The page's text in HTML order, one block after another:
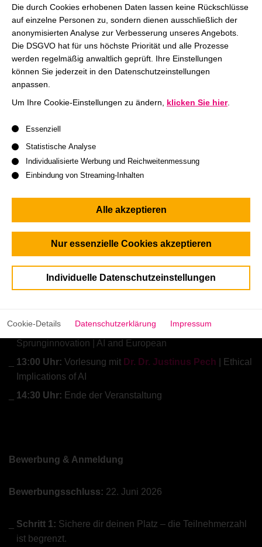
KI hautnah erleben:Entdecken – Live-Beispiele von KI-
gestützten Workflows und autonomen Agenten-
Systemen.
Ethischen Wandel gestalten: Sich mit der sich rasant
verändernden ethischen Landschaft durch KI und der
Verantwortung von Führungskräften auseinandersetzen.
Freiheit & Würde schützen:Die entscheidende
Freiheit beim Einsatz automatisierter Technologien
diskutieren.
Agenda HHL AI Workshop
Registrierung und Begrüßungskaffee
From Large Language Models to Agents
Innovation in Healthcare – Use Cases, Strategies &
Future Trends
12:45 Uhr:
Vortrag mit SPRIND – Bundesagentur für
Sprunginnovation | AI and European
13:00 Uhr: Vorlesung mit Dr. Dr. Justinus Pech | Ethical
Implications of AI
14:30 Uhr: Ende der Veranstaltung
Bewerbung & Anmeldung
Bewerbungsschluss: 22. Juni 2026
Schritt 1: Sichere dir deinen Platz – die Teilnehmerzahl
ist begrenzt.
Die durch Cookies erhobenen Daten lassen keine Rückschlüsse
auf einzelne Personen zu, sondern dienen ausschließlich der
anonymisierten Analyse zur Verbesserung unseres Angebots.
Die DSGVO hat für uns höchste Priorität und alle Prozesse
werden regelmäßig anwaltlich geprüft. Ihre Einstellungen
können Sie jederzeit in den Datenschutzeinstellungen
anpassen.
Um Ihre Cookie-Einstellungen zu ändern, klicken Sie hier.
Essenziell
Statistische Analyse
Individualisierte Werbung und Reichweitenmessung
Einbindung von Streaming-Inhalten
Alle akzeptieren
Nur essenzielle Cookies akzeptieren
Individuelle Datenschutzeinstellungen
Cookie-Details Datenschutzerklärung Impressum